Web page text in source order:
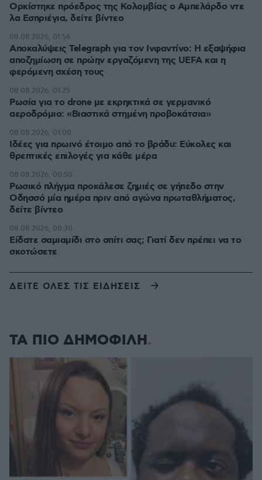
Ορκίστηκε πρόεδρος της Κολομβίας ο Αμπελάρδο ντε
λα Εσπριέγια, δείτε βίντεο
Αποκαλύψεις Telegraph για τον Ινφαντίνο: Η εξαψήφια
αποζημίωση σε πρώην εργαζόμενη της UEFA και η
φερόμενη σχέση τους
08.08.2026, 01:56
Ρωσία για το drone με εκρηκτικά σε γερμανικό
αεροδρόμιο: «Βιαστικά στημένη προβοκάτσια»
08.08.2026, 01:25
Ιδέες για πρωινό έτοιμο από το βράδυ: Εύκολες και
θρεπτικές επιλογές για κάθε μέρα
08.08.2026, 01:00
Ρωσικό πλήγμα προκάλεσε ζημιές σε γήπεδο στην
Οδησσό μία ημέρα πριν από αγώνα πρωταθλήματος,
δείτε βίντεο
08.08.2026, 00:50
Είδατε σαμιαμίδι στο σπίτι σας; Γιατί δεν πρέπει να το
σκοτώσετε
08.08.2026, 00:30
ΔΕΙΤΕ ΟΛΕΣ ΤΙΣ ΕΙΔΗΣΕΙΣ
ΤΑ ΠΙΟ ΔΗΜΟΦΙΛΗ